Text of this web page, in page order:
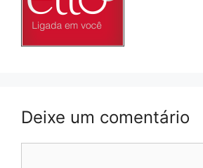
Deixe um comentário